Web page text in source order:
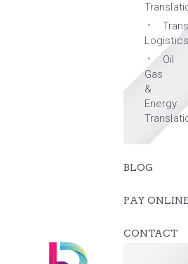
Logistics
Oil
Gas
&
Energy
BLOG
PAY ONLINE
CONTACT